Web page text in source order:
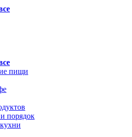
пищи
порядок